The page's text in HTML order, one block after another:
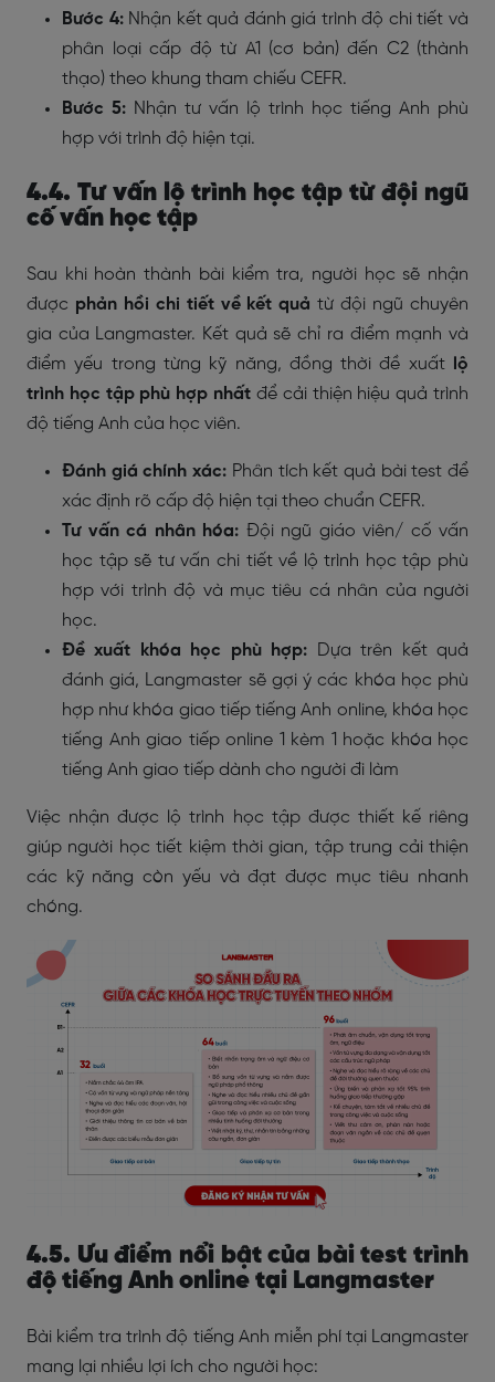
Bước 4:Nhận kết quả đánh giá trình độ chi tiết và
phân loại cấp độ từ A1 (cơ bản) đến C2 (thành
thạo) theo khung tham chiếu CEFR.
Bước 5: Nhận tư vấn lộ trình học tiếng Anh phù
hợp với trình độ hiện tại.
4.4. Tư vấn lộ trình học tập từ đội ngũ
cố vấn học tập
Sau khi hoàn thành bài kiểm tra, người học sẽ nhận
được phản hồi chi tiết về kết quả từ đội ngũ chuyên
gia của Langmaster. Kết quả sẽ chỉ ra điểm mạnh và
điểm yếu trong từng kỹ năng, đồng thời đề xuất
lộ
trình học tập phù hợp nhất để cải thiện hiệu quả trình
độ tiếng Anh của học viên.
Đánh giá chính xác: Phân tích kết quả bài test để
xác định rõ cấp độ hiện tại theo chuẩn CEFR.
Tư vấn cá nhân hóa: Đội ngũ giáo viên/ cố vấn
học tập sẽ tư vấn chi tiết về lộ trình học tập phù
hợp với trình độ và mục tiêu cá nhân của người
học.
Đề xuất khóa học phù hợp: Dựa trên kết quả
đánh giá, Langmaster sẽ gợi ý các khóa học phù
hợp như khóa giao tiếp tiếng Anh online, khóa học
tiếng Anh giao tiếp online 1 kèm 1 hoặc khóa học
tiếng Anh giao tiếp dành cho người đi làm
Việc nhận được lộ trình học tập được thiết kế riêng
giúp người học tiết kiệm thời gian, tập trung cải thiện
các kỹ năng còn yếu và đạt được mục tiêu nhanh
chóng.
4.5. Ưu điểm nổi bật của bài test trình
độ tiếng Anh online tại Langmaster
Bài kiểm tra trình độ tiếng Anh miễn phí tại Langmaster
mang lại nhiều lợi ích cho người học: